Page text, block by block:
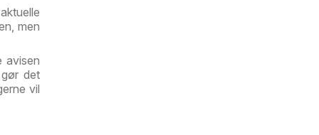
men
avisen
det
vil